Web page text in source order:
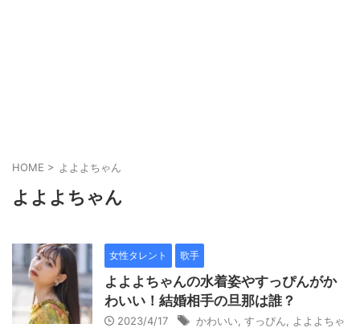
HOME > よよよちゃん
よよよちゃん
女性タレント 歌手
よよよちゃんの水着姿やすっぴんがか
わいい！結婚相手の旦那は誰？
2023/4/17 かわいい すっぴん
よよよちゃ